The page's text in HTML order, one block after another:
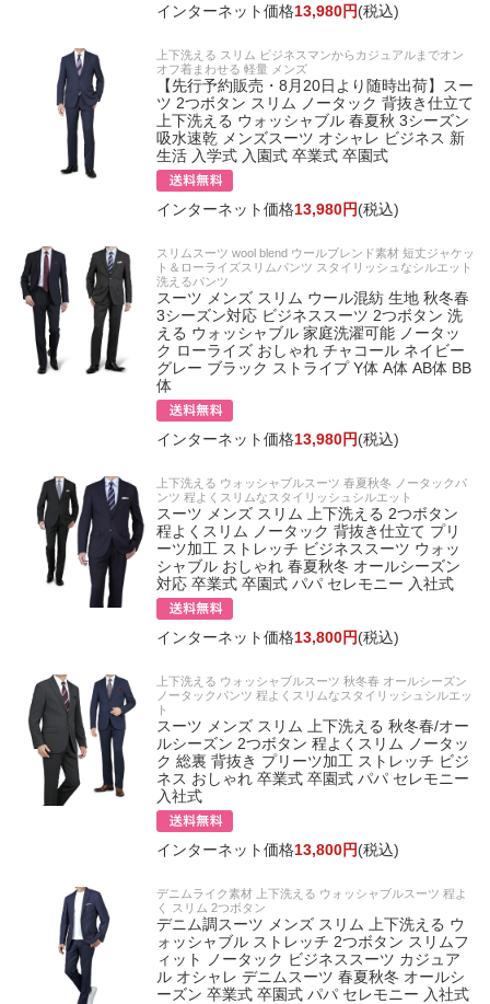
インターネット価格13,980円(税込)
上下洗える スリム ビジネスマンからカジュアルまでオン
オフ着まわせる 軽量 メンズ
【先行予約販売・8月20日より随時出荷】スー
ツ 2つボタン スリム ノータック 背抜き仕立て
上下洗える ウォッシャブル 春夏秋 3シーズン
吸水速乾 メンズスーツ オシャレ ビジネス 新
生活 入学式 入園式 卒業式 卒園式
インターネット価格13,980円(税込)
スリムスーツ wool blend ウールブレンド素材 短丈ジャケッ
ト＆ローライズスリムパンツ スタイリッシュなシルエット
洗えるパンツ
スーツ メンズ スリム ウール混紡 生地 秋冬春
3シーズン対応 ビジネススーツ 2つボタン 洗
える ウォッシャブル 家庭洗濯可能 ノータッ
ク ローライズ おしゃれ チャコール ネイビー
グレー ブラック ストライプ Y体 A体 AB体 BB
体
インターネット価格13,980円(税込)
上下洗える ウォッシャブルスーツ 春夏秋冬 ノータックパ
ンツ 程よくスリムなスタイリッシュシルエット
スーツ メンズ スリム 上下洗える 2つボタン
程よくスリム ノータック 背抜き仕立て プリ
ーツ加工 ストレッチ ビジネススーツ ウォッ
シャブル おしゃれ 春夏秋冬 オールシーズン
対応 卒業式 卒園式 パパ セレモニー 入社式
インターネット価格13,800円(税込)
上下洗える ウォッシャブルスーツ 秋冬春 オールシーズン
ノータックパンツ 程よくスリムなスタイリッシュシルエッ
ト
スーツ メンズ スリム 上下洗える 秋冬春/オー
ルシーズン 2つボタン 程よくスリム ノータッ
ク 総裏 背抜き プリーツ加工 ストレッチ ビジ
ネス おしゃれ 卒業式 卒園式 パパ セレモニー
入社式
インターネット価格13,800円(税込)
デニムライク素材 上下洗える ウォッシャブルスーツ 程よ
く スリム 2つボタン
デニム調スーツ メンズ スリム 上下洗える ウ
ォッシャブル ストレッチ 2つボタン スリムフ
ィット ノータック ビジネススーツ カジュア
ル オシャレ デニムスーツ 春夏秋冬 オールシ
ーズン 卒業式 卒園式 パパ セレモニー 入社式